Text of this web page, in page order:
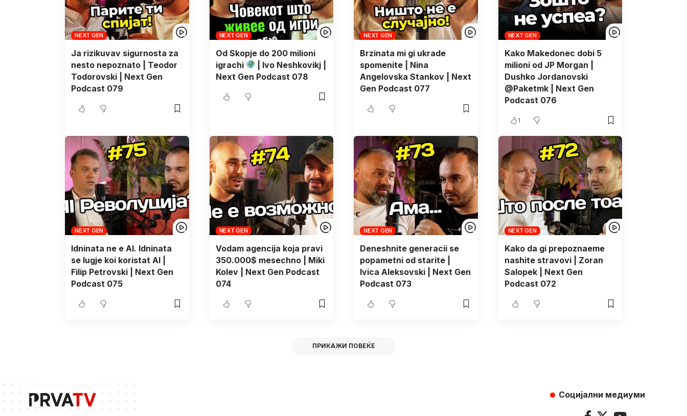
NEXT GEN
Ja rizikuvav sigurnosta za
nesto nepoznato | Teodor
Todorovski | Next Gen
Podcast 079
NEXT GEN
Od Skopje do 200 milioni
igrachi
| Ivo Neshkovikj |
Next Gen Podcast 078
NEXT GEN
Brzinata mi gi ukrade
spomenite | Nina
Angelovska Stankov | Next
Gen Podcast 077
NEXT GEN
Kako Makedonec dobi 5
milioni od JP Morgan |
Dushko Jordanovski
@Paketmk | Next Gen
Podcast 076
1
NEXT GEN
Idninata ne e AI. Idninata
se lugje koi koristat AI |
Filip Petrovski | Next Gen
Podcast 075
NEXT GEN
Vodam agencija koja pravi
350.000$ mesechno | Miki
Kolev | Next Gen Podcast
074
NEXT GEN
Deneshnite generacii se
popametni od starite |
Ivica Aleksovski | Next Gen
Podcast 073
NEXT GEN
Kako da gi prepoznaeme
nashite stravovi | Zoran
Salopek | Next Gen
Podcast 072
ПРИКАЖИ ПОВЕЌЕ
Социјални медиуми